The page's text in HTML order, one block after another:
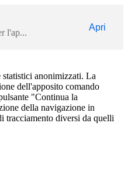
l'ap...
Apri
anonimizzati. La
dell'apposito comando
"Continua la
della navigazione in
tracciamento diversi da quelli